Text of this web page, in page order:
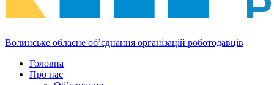
Волинське обласне об’єднання організацій роботодавців
Головна
Про нас